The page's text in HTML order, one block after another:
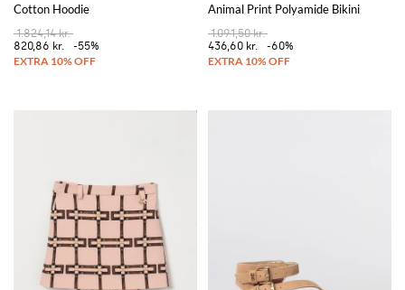
Cotton Hoodie
1.824,14 kr.
820,86 kr.
-55%
Animal Print Polyamide Bikini
1.091,50 kr.
436,60 kr.
-60%